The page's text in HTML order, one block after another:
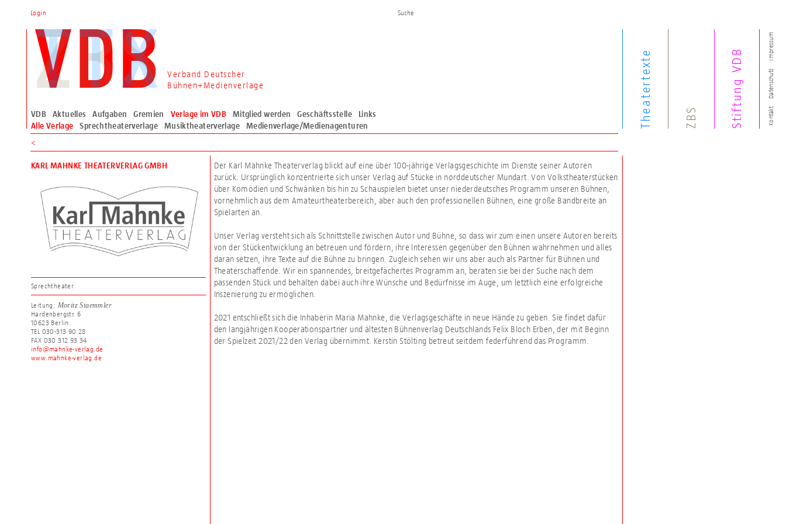
Kontakt
Datenschutz
Impressum
Verband Deutscher
Bühnen+Medienverlage
VDB Aktuelles Aufgaben Gremien Verlage im VDB Mitglied werden Geschäftsstelle
Links
Alle Verlage
Sprechtheaterverlage Musiktheaterverlage Medienverlage/Medienagenturen Theatertexte ZBS Stiftung VDB
Login
<
KARL MAHNKE THEATERVERLAG GMBH
Sprechtheater
Leitung: Moritz Staemmler
Hardenbergstr. 6
10623 Berlin
TEL 030-313 90 28
FAX 030 312 93 34
info@mahnke-verlag.de
www.mahnke-verlag.de
Der Karl Mahnke Theaterverlag blickt auf eine über 100-jährige Verlagsgeschichte im Dienste seiner Autoren
zurück. Ursprünglich konzentrierte sich unser Verlag auf Stücke in norddeutscher Mundart. Von Volkstheaterstücken
über Komödien und Schwänken bis hin zu Schauspielen bietet unser niederdeutsches Programm unseren Bühnen,
vornehmlich aus dem Amateurtheaterbereich, aber auch den professionellen Bühnen, eine große Bandbreite an
Spielarten an.
Unser Verlag versteht sich als Schnittstelle zwischen Autor und Bühne, so dass wir zum einen unsere Autoren bereits
von der Stückentwicklung an betreuen und fördern, ihre Interessen gegenüber den Bühnen wahrnehmen und alles
daran setzen, ihre Texte auf die Bühne zu bringen. Zugleich sehen wir uns aber auch als Partner für Bühnen und
Theaterschaffende. Wir ein spannendes, breitgefächertes Programm an, beraten sie bei der Suche nach dem
passenden Stück und behalten dabei auch ihre Wünsche und Bedürfnisse im Auge, um letztlich eine erfolgreiche
Inszenierung zu ermöglichen.
2021 entschließt sich die Inhaberin Maria Mahnke, die Verlagsgeschäfte in neue Hände zu geben. Sie findet dafür
den langjährigen Kooperationspartner und ältesten Bühnenverlag Deutschlands Felix Bloch Erben, der mit Beginn
der Spielzeit 2021/22 den Verlag übernimmt. Kerstin Stölting betreut seitdem federführend das Programm.